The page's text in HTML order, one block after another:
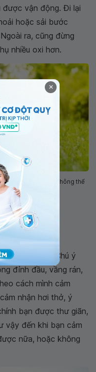
được vận động. Đi lại
hoặc sải bước
ra, cũng đừng
nhiều oxi hơn.
thức luyện tập không thể
vài phút. Chú ý
đỉnh đầu, vầng rán,
cách mình cảm
nhận hơi thở, ý
bạn được thư giãn,
vậy đến khi bạn cảm
nữa, hoặc không
×